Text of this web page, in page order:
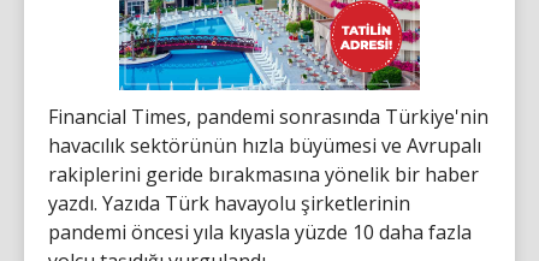
Financial Times, pandemi sonrasında Türkiye'nin
havacılık sektörünün hızla büyümesi ve Avrupalı
rakiplerini geride bırakmasına yönelik bir haber
yazdı. Yazıda Türk havayolu şirketlerinin
pandemi öncesi yıla kıyasla yüzde 10 daha fazla